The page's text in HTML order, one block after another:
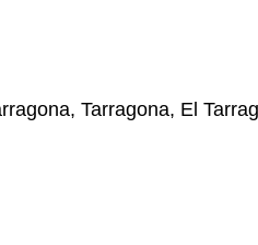
Tarragona, El